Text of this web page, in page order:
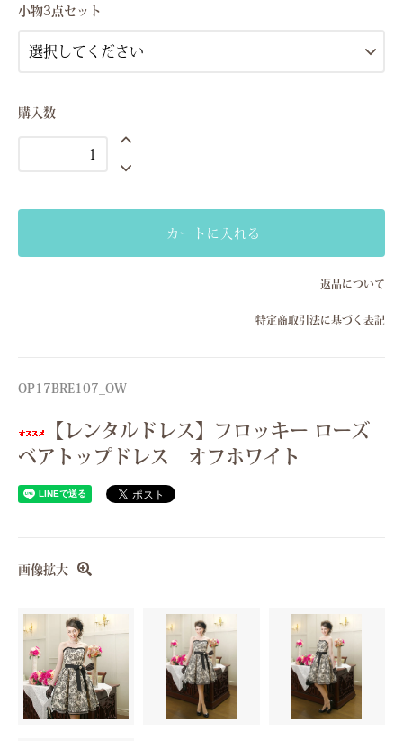
Sサイズ(7号）
Mサイズ(9号）
Mサイズ(9号）
小物3点セット
購入数
カートに入れる
返品について
特定商取引法に基づく表記
OP17BRE107_OW
【レンタルドレス】フロッキー ローズ
ベアトップドレス オフホワイト
画像拡大